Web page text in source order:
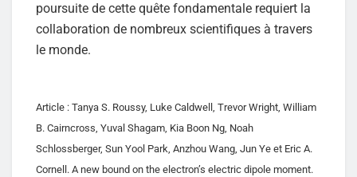
poursuite de cette quête fondamentale requiert la
collaboration de nombreux scientifiques à travers
le monde.
Article : Tanya S. Roussy, Luke Caldwell, Trevor Wright, William
B. Cairncross, Yuval Shagam, Kia Boon Ng, Noah
Schlossberger, Sun Yool Park, Anzhou Wang, Jun Ye et Eric A.
Cornell. A new bound on the electron’s electric dipole moment.